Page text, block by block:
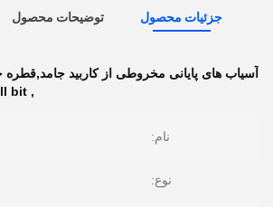
جزئیات محصول توضیحات محصول
آسیاب های پایانی مخروطی از کاربید
,
bit
نام:
نوع: